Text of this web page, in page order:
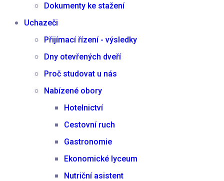
Dokumenty ke stažení
Uchazeči
Přijímací řízení - výsledky
Dny otevřených dveří
Proč studovat u nás
Nabízené obory
Hotelnictví
Cestovní ruch
Gastronomie
Ekonomické lyceum
Nutriční asistent